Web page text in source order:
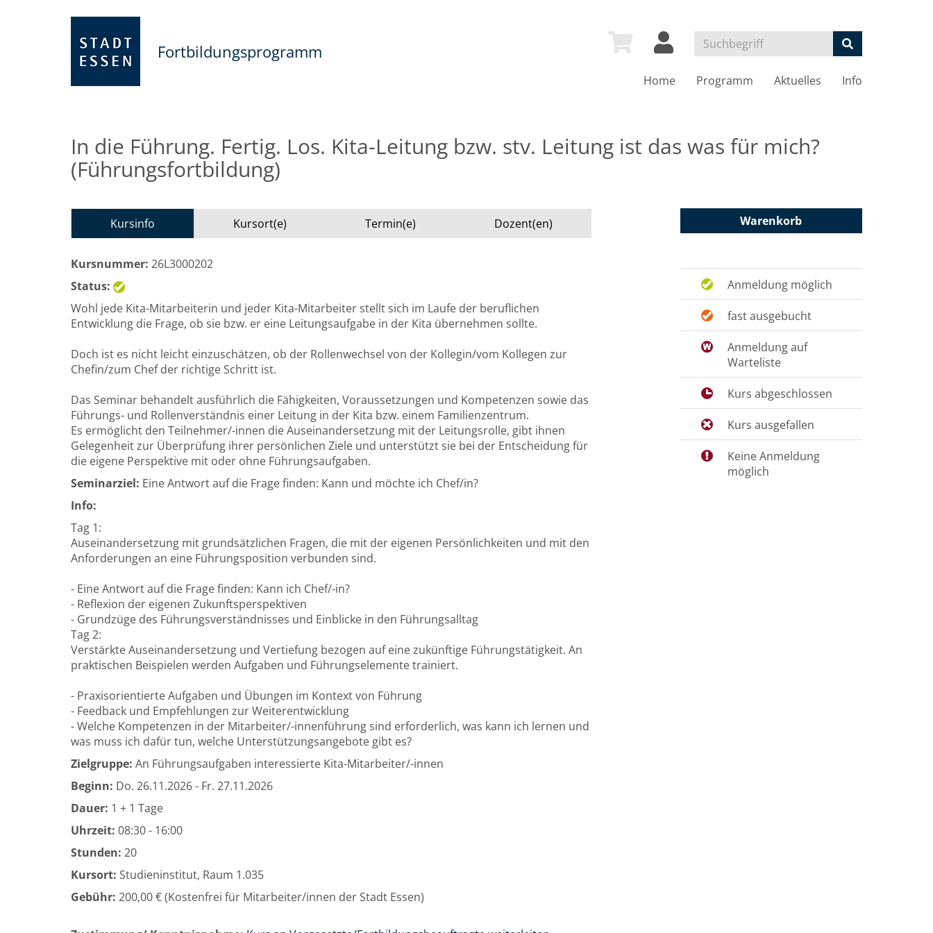
Fortbildungsprogramm
Home Programm Aktuelles Info
In die Führung. Fertig. Los. Kita-Leitung bzw. stv. Leitung ist das was für mich?
(Führungsfortbildung)
Kursinfo Kursort(e) Termin(e) Dozent(en)
Kursnummer: 26L3000202
Status:
Wohl jede Kita-Mitarbeiterin und jeder Kita-Mitarbeiter stellt sich im Laufe der beruflichen
Entwicklung die Frage, ob sie bzw. er eine Leitungsaufgabe in der Kita übernehmen sollte.
Doch ist es nicht leicht einzuschätzen, ob der Rollenwechsel von der Kollegin/vom Kollegen zur
Chefin/zum Chef der richtige Schritt ist.
Das Seminar behandelt ausführlich die Fähigkeiten, Voraussetzungen und Kompetenzen sowie das
Führungs- und Rollenverständnis einer Leitung in der Kita bzw. einem Familienzentrum.
Es ermöglicht den Teilnehmer/-innen die Auseinandersetzung mit der Leitungsrolle, gibt ihnen
Gelegenheit zur Überprüfung ihrer persönlichen Ziele und unterstützt sie bei der Entscheidung für
die eigene Perspektive mit oder ohne Führungsaufgaben.
Seminarziel: Eine Antwort auf die Frage finden: Kann und möchte ich Chef/in?
Info:
Tag 1:
Auseinandersetzung mit grundsätzlichen Fragen, die mit der eigenen Persönlichkeiten und mit den
Anforderungen an eine Führungsposition verbunden sind.
- Eine Antwort auf die Frage finden: Kann ich Chef/-in?
- Reflexion der eigenen Zukunftsperspektiven
- Grundzüge des Führungsverständnisses und Einblicke in den Führungsalltag
Tag 2:
Verstärkte Auseinandersetzung und Vertiefung bezogen auf eine zukünftige Führungstätigkeit. An
praktischen Beispielen werden Aufgaben und Führungselemente trainiert.
- Praxisorientierte Aufgaben und Übungen im Kontext von Führung
- Feedback und Empfehlungen zur Weiterentwicklung
- Welche Kompetenzen in der Mitarbeiter/-innenführung sind erforderlich, was kann ich lernen und
was muss ich dafür tun, welche Unterstützungsangebote gibt es?
Zielgruppe: An Führungsaufgaben interessierte Kita-Mitarbeiter/-innen
Beginn: Do. 26.11.2026 - Fr. 27.11.2026
Dauer: 1 + 1 Tage
Uhrzeit: 08:30 - 16:00
Stunden: 20
Kursort: Studieninstitut, Raum 1.035
Gebühr: 200,00 € (Kostenfrei für Mitarbeiter/innen der Stadt Essen)
Warenkorb
Anmeldung möglich
fast ausgebucht
Anmeldung auf
Warteliste
Kurs abgeschlossen
Kurs ausgefallen
Keine Anmeldung
möglich